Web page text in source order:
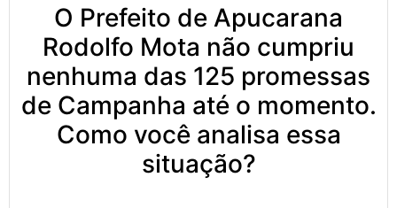
O Prefeito de Apucarana
Rodolfo Mota não cumpriu
nenhuma das 125 promessas
de Campanha até o momento.
Como você analisa essa
situação?